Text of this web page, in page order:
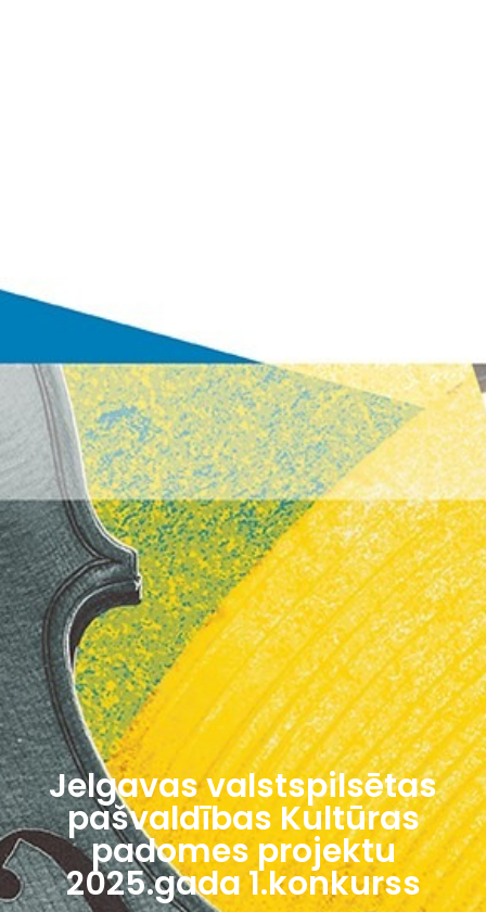
Jelgavas valstspilsētas
pašvaldības Kultūras
padomes projektu
2025.gada 1.konkurss